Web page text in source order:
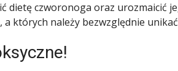
dietę czworonoga oraz urozmaicić
których należy bezwzględnie